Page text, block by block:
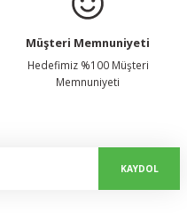
Müşteri Memnuniyeti
Hedefimiz %100 Müşteri
Memnuniyeti
KAYDOL